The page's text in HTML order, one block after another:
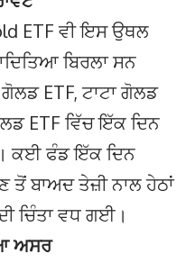
ETF ਵੀ ਇਸ ਉਥਲ
ਬਿਰਲਾ ਸਨ
ETF, ਟਾਟਾ ਗੋਲਡ
ETF ਵਿੱਚ ਇੱਕ ਦਿਨ
ਕਈ ਫੰਡ ਇੱਕ ਦਿਨ
ਤੋਂ ਬਾਅਦ ਤੇਜ਼ੀ ਨਾਲ ਹੇਠਾਂ
ਚਿੰਤਾ ਵਧ ਗਈ।
ਅਸਰ